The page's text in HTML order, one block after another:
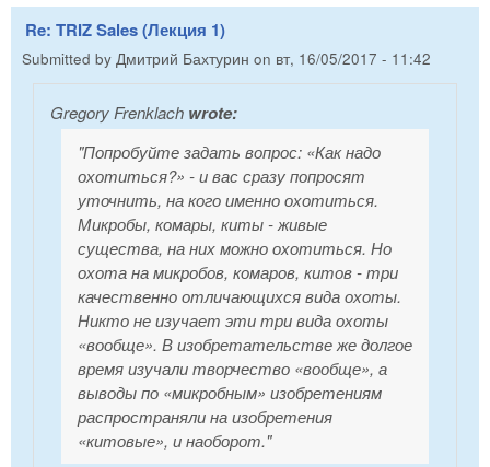
Re: TRIZ Sales (Лекция 1)
Submitted by Дмитрий Бахтурин on вт, 16/05/2017 - 11:42
Gregory Frenklach wrote:
"Попробуйте задать вопрос: «Как надо
охотиться?» - и вас сразу попросят
уточнить, на кого именно охотиться.
Микробы, комары, киты - живые
существа, на них можно охотиться. Но
охота на микробов, комаров, китов - три
качественно отличающихся вида охоты.
Никто не изучает эти три вида охоты
«вообще». В изобретательстве же долгое
время изучали творчество «вообще», а
выводы по «микробным» изобретениям
распространяли на изобретения
«китовые», и наоборот."